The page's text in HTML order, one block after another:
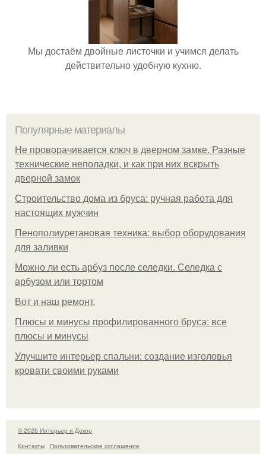
Мы достаём двойные листочки и учимся делать
действительно удобную кухню.
Популярные материалы
Не проворачивается ключ в дверном замке. Разные
технические неполадки, и как при них вскрыть
дверной замок
Строительство дома из бруса: ручная работа для
настоящих мужчин
Пенополиуретановая техника: выбор оборудования
для заливки
Можно ли есть арбуз после селедки. Селедка с
арбузом или тортом
Boт и наш ремoнт.
Плюсы и минусы профилированного бруса: все
плюсы и минусы
Улучшите интерьер спальни: создание изголовья
кровати своими руками
© 2026 Интерьер и Декор
Контакты
Пользовательское соглашение